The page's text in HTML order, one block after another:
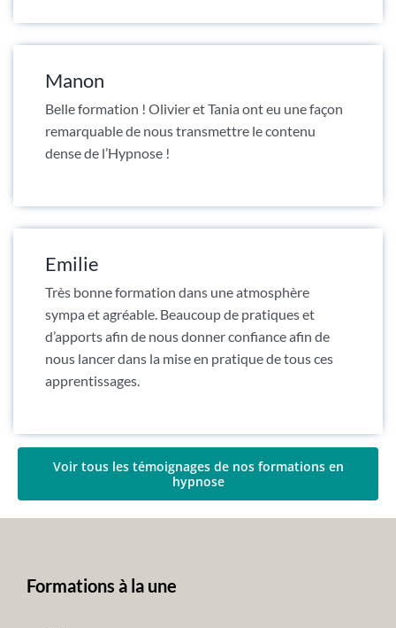
Manon
Belle formation ! Olivier et Tania ont eu une façon
remarquable de nous transmettre le contenu
dense de l’Hypnose !
Emilie
Très bonne formation dans une atmosphère
sympa et agréable. Beaucoup de pratiques et
d’apports afin de nous donner confiance afin de
nous lancer dans la mise en pratique de tous ces
apprentissages.
Voir tous les témoignages de nos formations en
hypnose
Formations à la une